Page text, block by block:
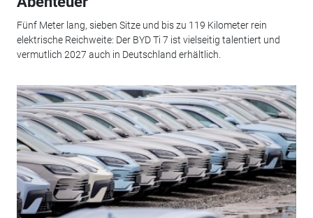
Fünf Meter lang, sieben Sitze und bis zu 119 Kilometer rein
elektrische Reichweite: Der BYD Ti 7 ist vielseitig talentiert und
vermutlich 2027 auch in Deutschland erhältlich.